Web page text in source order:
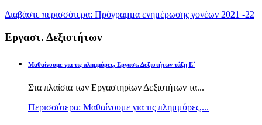
Διαβάστε περισσότερα: Πρόγραμμα ενημέρωσης γονέων 2021 -22
Εργαστ. Δεξιοτήτων
Μαθαίνουμε για τις πλημμύρες, Εργαστ. Δεξιοτήτων τάξη Ε΄
Στα πλαίσια των Εργαστηρίων Δεξιοτήτων τα...
Περισσότερα: Μαθαίνουμε για τις πλημμύρες,...